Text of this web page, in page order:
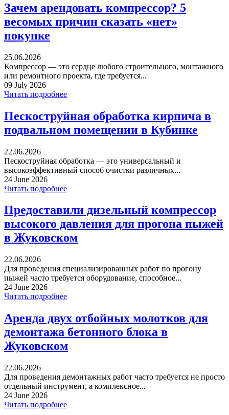
Зачем арендовать компрессор? 5
весомых причин сказать «нет»
покупке
25.06.2026
Компрессор — это сердце любого строительного, монтажного
или ремонтного проекта, где требуется...
09 July 2026
Читать подробнее
Пескоструйная обработка кирпича в
подвальном помещении в Кубинке
22.06.2026
Пескоструйная обработка — это универсальный и
высокоэффективный способ очистки различных...
24 June 2026
Читать подробнее
Предоставили дизельный компрессор
высокого давления для прогона пыжей
в Жуковском
22.06.2026
Для проведения специализированных работ по прогону
пыжей часто требуется оборудование, способное...
24 June 2026
Читать подробнее
Аренда двух отбойных молотков для
демонтажа бетонного блока в
Жуковском
22.06.2026
Для проведения демонтажных работ часто требуется не просто
отдельный инструмент, а комплексное...
24 June 2026
Читать подробнее